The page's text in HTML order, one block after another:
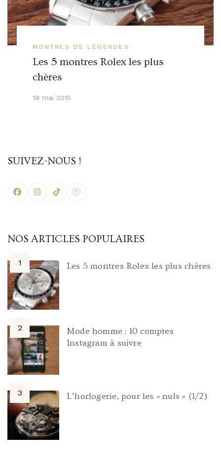
MONTRES DE LÉGENDES
Les 5 montres Rolex les plus
chères
19 mai 2015
SUIVEZ-NOUS !
NOS ARTICLES POPULAIRES
Les 5 montres Rolex les plus chères
Mode homme : 10 comptes
Instagram à suivre
L’horlogerie, pour les « nuls » (1/2)